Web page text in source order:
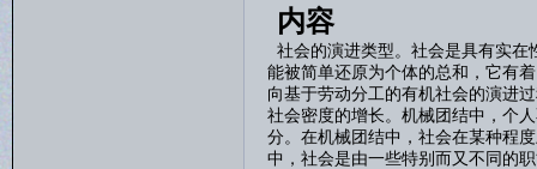
内容
社会的演进类型。社会是具有实在
能被简单还原为个体的总和，它有
向基于劳动分工的有机社会的演进
社会密度的增长。机械团结中，个
分。在机械团结中，社会在某种程
中，社会是由一些特别而又不同的